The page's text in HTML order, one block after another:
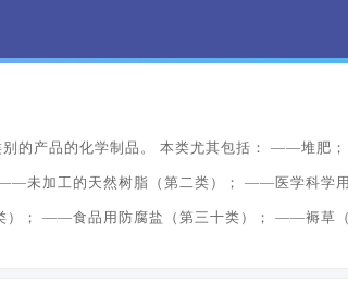
别的产品的化学制品。 本类尤其包括： ——堆
未加工的天然树脂（第二类）； ——医学科学
； ——食品用防腐盐（第三十类）； ——褥草（